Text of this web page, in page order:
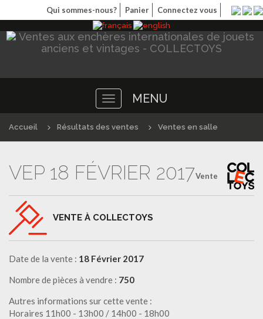
Qui sommes-nous? Panier Connectez vous
Toggle
navigation
MENU
Accueil Résultats des ventes Ventes en salle
Vente
VEP 18 FÉVRIER 2017
VENTE À COLLECTOYS
Date de la vente : 18 Février 2017
Nombre de pièces à vendre : 750
Autres informations sur cette vente :
Horaires 11h00 - 13h00 / 14h00 - 18h00